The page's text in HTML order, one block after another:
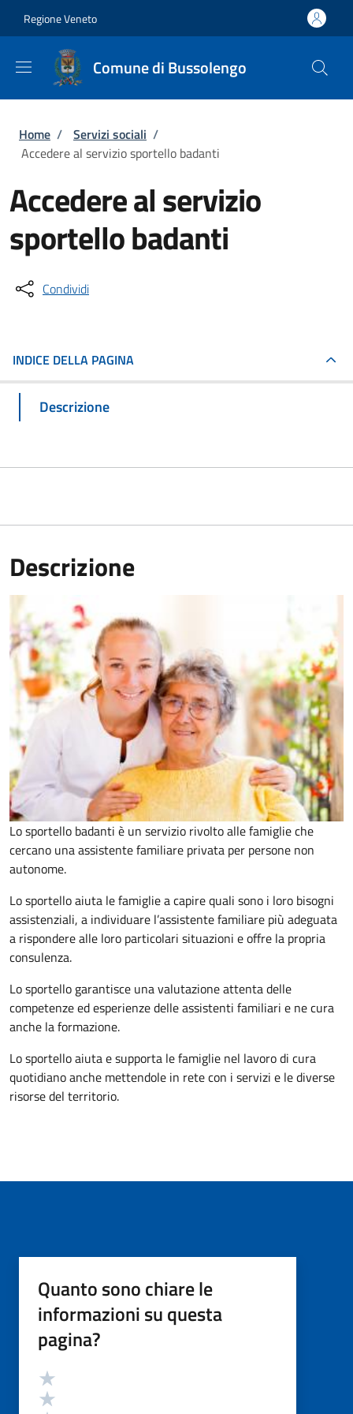
Regione Veneto
Comune di Bussolengo
Briciole di pane
Home / Servizi sociali /
Accedere al servizio sportello badanti
Accedere al servizio
sportello badanti
Condividi
INDICE DELLA PAGINA
Descrizione
Descrizione
Lo sportello badanti è un servizio rivolto alle famiglie che
cercano una assistente familiare privata per persone non
autonome.
Lo sportello aiuta le famiglie a capire quali sono i loro bisogni
assistenziali, a individuare l’assistente familiare più adeguata
a rispondere alle loro particolari situazioni e offre la propria
consulenza.
Lo sportello garantisce una valutazione attenta delle
competenze ed esperienze delle assistenti familiari e ne cura
anche la formazione.
Lo sportello aiuta e supporta le famiglie nel lavoro di cura
quotidiano anche mettendole in rete con i servizi e le diverse
risorse del territorio.
Quanto sono chiare le
informazioni su questa
pagina?
Valutazione